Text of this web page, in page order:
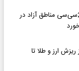
واردات خودرو بالای 2500سی‌سی مناطق آزاد در
ریزش ارز و طلا تا